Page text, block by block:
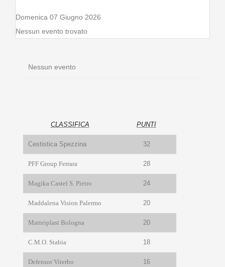
Domenica 07 Giugno 2026
Nessun evento trovato
Nessun evento
CLASSIFICA PUNTI
Cestistica Spezzina 32
PFF Group Ferrara 28
Magika Castel S. Pietro 24
Maddalena Vision Palermo 20
Matteiplast Bologna 20
C.M.O. Stabia 18
Defensor Viterbo 16